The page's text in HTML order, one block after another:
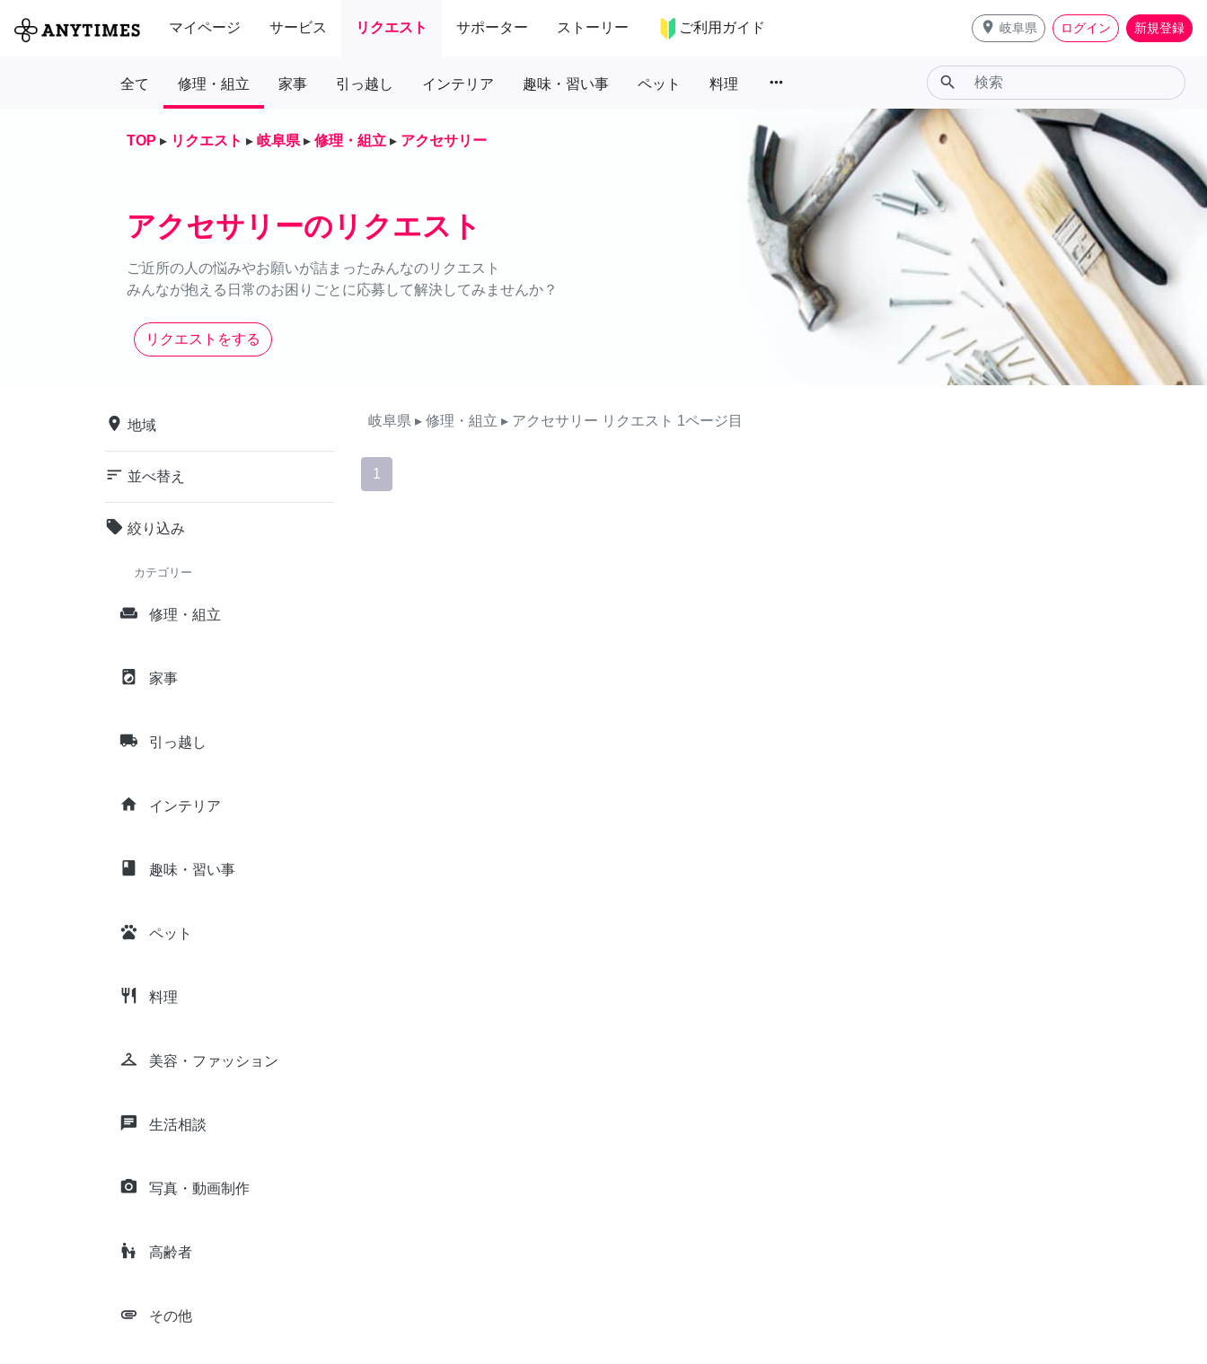
マイページ サービス リクエスト サポーター ストーリー ご利用ガイド place 岐阜県 ログイン 新規登録
全て 修理・組立 家事 引っ越し インテリア 趣味・習い事 ペット 料理 more_horiz search
TOP ▸ リクエスト ▸ 岐阜県 ▸ 修理・組立 ▸ アクセサリー
アクセサリーのリクエスト
ご近所の人の悩みやお願いが詰まったみんなのリクエスト
みんなが抱える日常のお困りごとに応募して解決してみませんか？
リクエストをする
place 地域
sort 並べ替え
local_offer 絞り込み
カテゴリー
weekend 修理・組立
local_laundry_service 家事
local_shipping 引っ越し
home インテリア
class 趣味・習い事
pets ペット
restaurant 料理
checkroom 美容・ファッション
chat 生活相談
camera_alt 写真・動画制作
escalator_warning 高齢者
attachment その他
岐阜県 ▸ 修理・組立 ▸ アクセサリー リクエスト 1ページ目
1